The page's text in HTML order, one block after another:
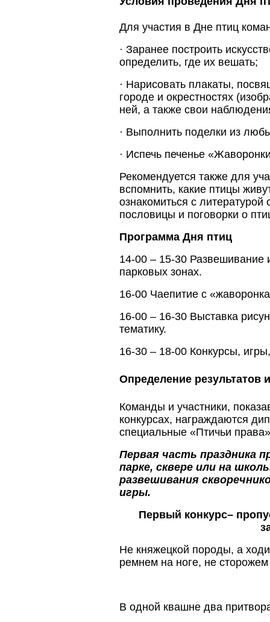
Для участия в Дне птиц
· Заранее построить
определить, где их вешать;
· Нарисовать плакаты,
городе и окрестностях
ней, а также свои
· Выполнить поделки из
· Испечь печенье
Рекомендуется также для
вспомнить, какие птицы
ознакомиться с литературой
пословицы и поговорки о
Программа Дня птиц
14-00 – 15-30 Развешивание
парковых зонах.
16-00 Чаепитие с
16-00 – 16-30 Выставка
тематику.
16-30 – 18-00 Конкурсы,
Определение результатов
Команды и участники,
конкурсах, награждаются
специальные «Птичьи
Первая часть праздника
парке, сквере или на
развешивания
игры.
Первый конкурс–
Не княжецкой породы, а
ремнем на ноге, не сторожем
В одной квашне два